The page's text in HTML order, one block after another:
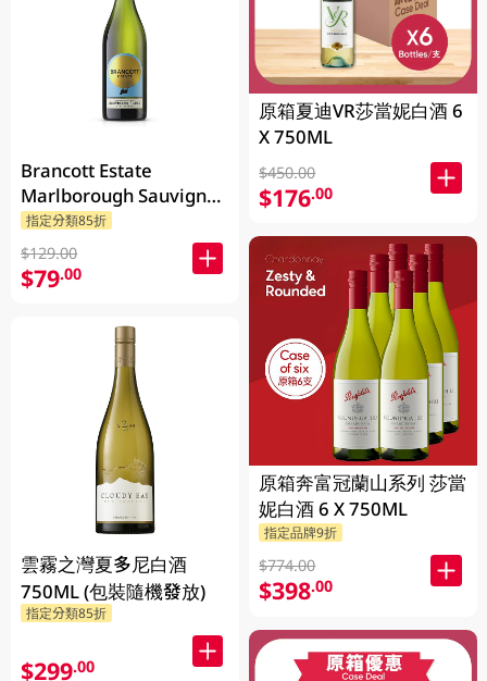
Brancott Estate
Marlborough Sauvignon
Blanc 750ML
指定分類85折
$129.00
$79.00
雲霧之灣夏多尼白酒
750ML (包裝隨機發放)
指定分類85折
$299.00
原箱夏迪VR莎當妮白酒 6
X 750ML
$450.00
$176.00
原箱奔富冠蘭山系列 莎當
妮白酒 6 X 750ML
指定品牌9折
$774.00
$398.00